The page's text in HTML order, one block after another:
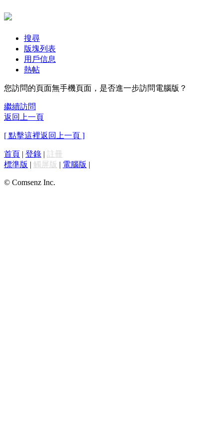
搜尋
版塊列表
用戶信息
熱帖
您訪問的頁面無手機頁面，是否進一步訪問電腦版？
繼續訪問
返回上一頁
[ 點擊這裡返回上一頁 ]
首頁 | 登錄 | 註冊
標準版 | 觸屏版 | 電腦版 |
© Comsenz Inc.